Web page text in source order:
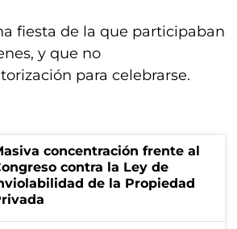
fiesta de la que participaban
y que no
para celebrarse.
concentración frente al
contra la Ley de
de la Propiedad